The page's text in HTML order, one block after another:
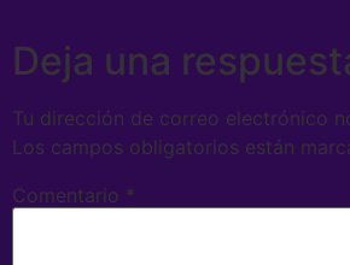
Deja una
Tu dirección de correo electrónico
Los campos obligatorios están
Comentario *